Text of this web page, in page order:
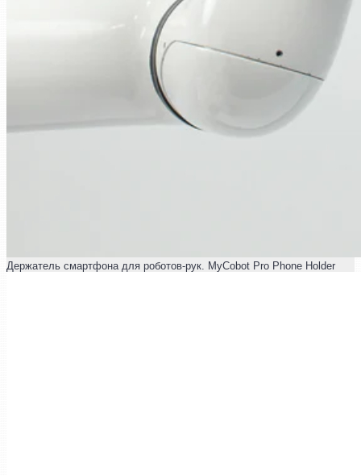
Держатель смартфона для роботов-рук. MyCobot Pro Phone Holder